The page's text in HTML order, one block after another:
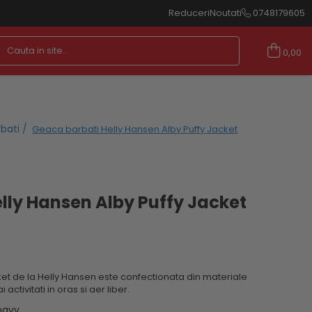
ReduceriNoutati 0748179605
0,00
/ Geaca barbati Helly Hansen Alby Puffy Jacket
Hansen Alby Puffy Jacket
de la Helly Hansen este confectionata din materiale
activitati in oras si aer liber.